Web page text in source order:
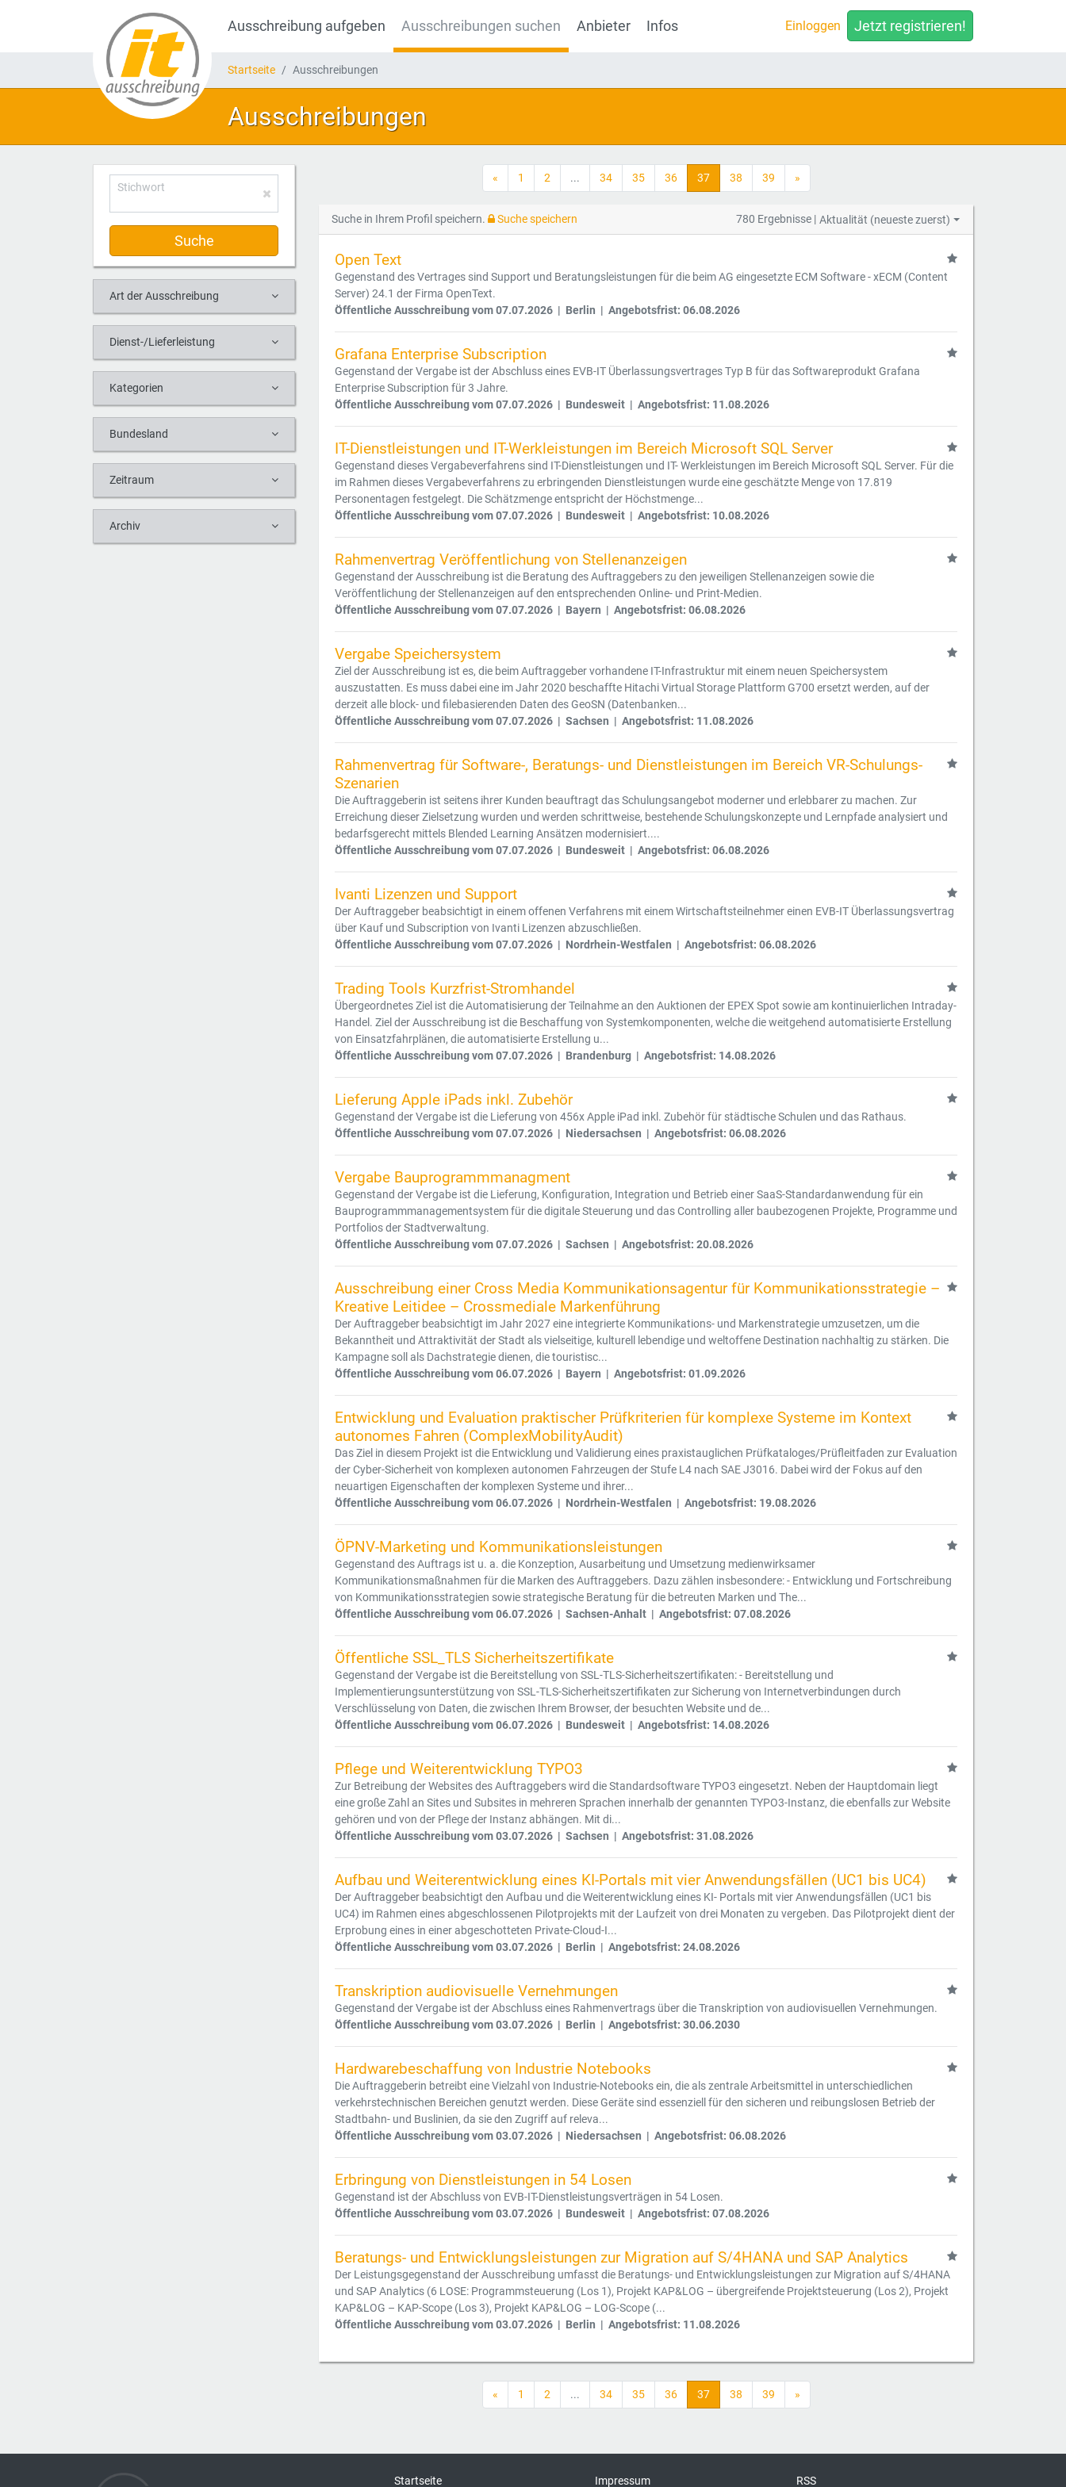
Ausschreibung aufgeben Ausschreibungen suchen Anbieter Infos Einloggen Jetzt registrieren!
Startseite Ausschreibungen
Ausschreibungen
Stichwort
Suche
Art der Ausschreibung
Dienst-/Lieferleistung
Kategorien
Bundesland
Zeitraum
Archiv
« 1 2 ... 34 35 36 37 38 39 »
Suche in Ihrem Profil speichern. Suche speichern 780 Ergebnisse | Aktualität (neueste zuerst)
Open Text
Gegenstand des Vertrages sind Support und Beratungsleistungen für die beim AG eingesetzte ECM Software - xECM (Content
Server) 24.1 der Firma OpenText.
Öffentliche Ausschreibung vom 07.07.2026 | Berlin | Angebotsfrist: 06.08.2026
Grafana Enterprise Subscription
Gegenstand der Vergabe ist der Abschluss eines EVB-IT Überlassungsvertrages Typ B für das Softwareprodukt Grafana
Enterprise Subscription für 3 Jahre.
Öffentliche Ausschreibung vom 07.07.2026 | Bundesweit | Angebotsfrist: 11.08.2026
IT-Dienstleistungen und IT-Werkleistungen im Bereich Microsoft SQL Server
Gegenstand dieses Vergabeverfahrens sind IT-Dienstleistungen und IT- Werkleistungen im Bereich Microsoft SQL Server. Für die
im Rahmen dieses Vergabeverfahrens zu erbringenden Dienstleistungen wurde eine geschätzte Menge von 17.819
Personentagen festgelegt. Die Schätzmenge entspricht der Höchstmenge...
Öffentliche Ausschreibung vom 07.07.2026 | Bundesweit | Angebotsfrist: 10.08.2026
Rahmenvertrag Veröffentlichung von Stellenanzeigen
Gegenstand der Ausschreibung ist die Beratung des Auftraggebers zu den jeweiligen Stellenanzeigen sowie die
Veröffentlichung der Stellenanzeigen auf den entsprechenden Online- und Print-Medien.
Öffentliche Ausschreibung vom 07.07.2026 | Bayern | Angebotsfrist: 06.08.2026
Vergabe Speichersystem
Ziel der Ausschreibung ist es, die beim Auftraggeber vorhandene IT-Infrastruktur mit einem neuen Speichersystem
auszustatten. Es muss dabei eine im Jahr 2020 beschaffte Hitachi Virtual Storage Plattform G700 ersetzt werden, auf der
derzeit alle block- und filebasierenden Daten des GeoSN (Datenbanken...
Öffentliche Ausschreibung vom 07.07.2026 | Sachsen | Angebotsfrist: 11.08.2026
Rahmenvertrag für Software-, Beratungs- und Dienstleistungen im Bereich VR-Schulungs-
Szenarien
Die Auftraggeberin ist seitens ihrer Kunden beauftragt das Schulungsangebot moderner und erlebbarer zu machen. Zur
Erreichung dieser Zielsetzung wurden und werden schrittweise, bestehende Schulungskonzepte und Lernpfade analysiert und
bedarfsgerecht mittels Blended Learning Ansätzen modernisiert....
Öffentliche Ausschreibung vom 07.07.2026 | Bundesweit | Angebotsfrist: 06.08.2026
Ivanti Lizenzen und Support
Der Auftraggeber beabsichtigt in einem offenen Verfahrens mit einem Wirtschaftsteilnehmer einen EVB-IT Überlassungsvertrag
über Kauf und Subscription von Ivanti Lizenzen abzuschließen.
Öffentliche Ausschreibung vom 07.07.2026 | Nordrhein-Westfalen | Angebotsfrist: 06.08.2026
Trading Tools Kurzfrist-Stromhandel
Übergeordnetes Ziel ist die Automatisierung der Teilnahme an den Auktionen der EPEX Spot sowie am kontinuierlichen Intraday-
Handel. Ziel der Ausschreibung ist die Beschaffung von Systemkomponenten, welche die weitgehend automatisierte Erstellung
von Einsatzfahrplänen, die automatisierte Erstellung u...
Öffentliche Ausschreibung vom 07.07.2026 | Brandenburg | Angebotsfrist: 14.08.2026
Lieferung Apple iPads inkl. Zubehör
Gegenstand der Vergabe ist die Lieferung von 456x Apple iPad inkl. Zubehör für städtische Schulen und das Rathaus.
Öffentliche Ausschreibung vom 07.07.2026 | Niedersachsen | Angebotsfrist: 06.08.2026
Vergabe Bauprogrammmanagment
Gegenstand der Vergabe ist die Lieferung, Konfiguration, Integration und Betrieb einer SaaS-Standardanwendung für ein
Bauprogrammmanagementsystem für die digitale Steuerung und das Controlling aller baubezogenen Projekte, Programme und
Portfolios der Stadtverwaltung.
Öffentliche Ausschreibung vom 07.07.2026 | Sachsen | Angebotsfrist: 20.08.2026
Ausschreibung einer Cross Media Kommunikationsagentur für Kommunikationsstrategie –
Kreative Leitidee – Crossmediale Markenführung
Der Auftraggeber beabsichtigt im Jahr 2027 eine integrierte Kommunikations- und Markenstrategie umzusetzen, um die
Bekanntheit und Attraktivität der Stadt als vielseitige, kulturell lebendige und weltoffene Destination nachhaltig zu stärken. Die
Kampagne soll als Dachstrategie dienen, die touristisc...
Öffentliche Ausschreibung vom 06.07.2026 | Bayern | Angebotsfrist: 01.09.2026
Entwicklung und Evaluation praktischer Prüfkriterien für komplexe Systeme im Kontext
autonomes Fahren (ComplexMobilityAudit)
Das Ziel in diesem Projekt ist die Entwicklung und Validierung eines praxistauglichen Prüfkataloges/Prüfleitfaden zur Evaluation
der Cyber-Sicherheit von komplexen autonomen Fahrzeugen der Stufe L4 nach SAE J3016. Dabei wird der Fokus auf den
neuartigen Eigenschaften der komplexen Systeme und ihrer...
Öffentliche Ausschreibung vom 06.07.2026 | Nordrhein-Westfalen | Angebotsfrist: 19.08.2026
ÖPNV-Marketing und Kommunikationsleistungen
Gegenstand des Auftrags ist u. a. die Konzeption, Ausarbeitung und Umsetzung medienwirksamer
Kommunikationsmaßnahmen für die Marken des Auftraggebers. Dazu zählen insbesondere: - Entwicklung und Fortschreibung
von Kommunikationsstrategien sowie strategische Beratung für die betreuten Marken und The...
Öffentliche Ausschreibung vom 06.07.2026 | Sachsen-Anhalt | Angebotsfrist: 07.08.2026
Öffentliche SSL_TLS Sicherheitszertifikate
Gegenstand der Vergabe ist die Bereitstellung von SSL-TLS-Sicherheitszertifikaten: - Bereitstellung und
Implementierungsunterstützung von SSL-TLS-Sicherheitszertifikaten zur Sicherung von Internetverbindungen durch
Verschlüsselung von Daten, die zwischen Ihrem Browser, der besuchten Website und de...
Öffentliche Ausschreibung vom 06.07.2026 | Bundesweit | Angebotsfrist: 14.08.2026
Pflege und Weiterentwicklung TYPO3
Zur Betreibung der Websites des Auftraggebers wird die Standardsoftware TYPO3 eingesetzt. Neben der Hauptdomain liegt
eine große Zahl an Sites und Subsites in mehreren Sprachen innerhalb der genannten TYPO3-Instanz, die ebenfalls zur Website
gehören und von der Pflege der Instanz abhängen. Mit di...
Öffentliche Ausschreibung vom 03.07.2026 | Sachsen | Angebotsfrist: 31.08.2026
Aufbau und Weiterentwicklung eines KI-Portals mit vier Anwendungsfällen (UC1 bis UC4)
Der Auftraggeber beabsichtigt den Aufbau und die Weiterentwicklung eines KI- Portals mit vier Anwendungsfällen (UC1 bis
UC4) im Rahmen eines abgeschlossenen Pilotprojekts mit der Laufzeit von drei Monaten zu vergeben. Das Pilotprojekt dient der
Erprobung eines in einer abgeschotteten Private-Cloud-I...
Öffentliche Ausschreibung vom 03.07.2026 | Berlin | Angebotsfrist: 24.08.2026
Transkription audiovisuelle Vernehmungen
Gegenstand der Vergabe ist der Abschluss eines Rahmenvertrags über die Transkription von audiovisuellen Vernehmungen.
Öffentliche Ausschreibung vom 03.07.2026 | Berlin | Angebotsfrist: 30.06.2030
Hardwarebeschaffung von Industrie Notebooks
Die Auftraggeberin betreibt eine Vielzahl von Industrie-Notebooks ein, die als zentrale Arbeitsmittel in unterschiedlichen
verkehrstechnischen Bereichen genutzt werden. Diese Geräte sind essenziell für den sicheren und reibungslosen Betrieb der
Stadtbahn- und Buslinien, da sie den Zugriff auf releva...
Öffentliche Ausschreibung vom 03.07.2026 | Niedersachsen | Angebotsfrist: 06.08.2026
Erbringung von Dienstleistungen in 54 Losen
Gegenstand ist der Abschluss von EVB-IT-Dienstleistungsverträgen in 54 Losen.
Öffentliche Ausschreibung vom 03.07.2026 | Bundesweit | Angebotsfrist: 07.08.2026
Beratungs- und Entwicklungsleistungen zur Migration auf S/4HANA und SAP Analytics
Der Leistungsgegenstand der Ausschreibung umfasst die Beratungs- und Entwicklungsleistungen zur Migration auf S/4HANA
und SAP Analytics (6 LOSE: Programmsteuerung (Los 1), Projekt KAP&LOG – übergreifende Projektsteuerung (Los 2), Projekt
KAP&LOG – KAP-Scope (Los 3), Projekt KAP&LOG – LOG-Scope (...
Öffentliche Ausschreibung vom 03.07.2026 | Berlin | Angebotsfrist: 11.08.2026
« 1 2 ... 34 35 36 37 38 39 »
Startseite Impressum RSS